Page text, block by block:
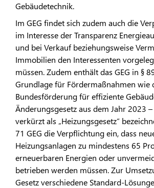
Gebäudetechnik.
Im GEG findet sich zudem auch die
im Interesse der Transparenz
und bei Verkauf beziehungsweise
Immobilien den Interessenten
müssen. Zudem enthält das GEG in §
Grundlage für Fördermaßnahmen wie
Bundesförderung für effiziente
Änderungsgesetz aus dem Jahr 2023
verkürzt als „Heizungsgesetz“
71 GEG die Verpflichtung ein, dass
Heizungsanlagen zu mindestens 65
erneuerbaren Energien oder
betrieben werden müssen. Zur
Gesetz verschiedene Standard-